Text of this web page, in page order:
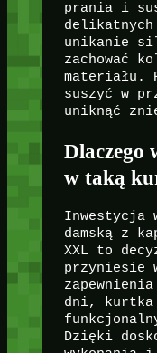
prania i
delikatnych
unikanie
zachować
materiału.
suszyć w
uniknąć
Dlaczego
w taką
Inwestycja
damską z
XXL to
przyniesie
dni,
Dzięki